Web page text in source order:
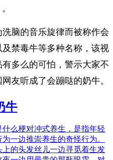
脑的音乐旋律而被称作会
禁毒牛等多种名称，该视
多么的可怕，警示大家不
友听成了会蹦哒的奶牛。
牛
么梗对冲式养生，是指‌‌‌‌‌‌‌‌‌‌年轻
一边推崇养生的奇怪行为。
的头发丝儿一边寻觅着生发